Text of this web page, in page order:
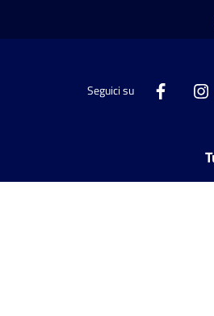
Seguici su